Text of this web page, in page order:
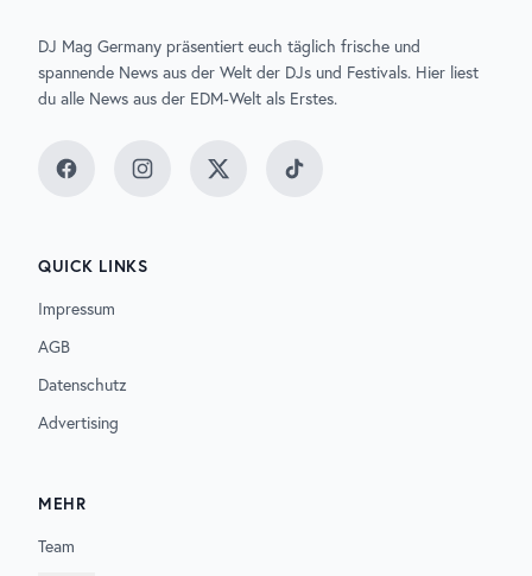
DJ Mag Germany präsentiert euch täglich frische und
spannende News aus der Welt der DJs und Festivals. Hier liest
du alle News aus der EDM-Welt als Erstes.
FacebookInstagramTwitter TikTok
QUICK LINKS
Impressum
AGB
Datenschutz
Advertising
MEHR
Team